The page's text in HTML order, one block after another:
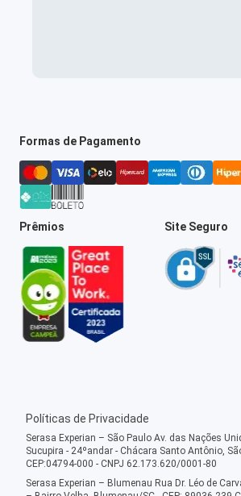
Formas de Pagamento
Prêmios Site Seguro
Políticas de Privacidade
Serasa Experian – São Paulo Av. das Nações
Sucupira - 24ºandar - Chácara Santo Antônio,
CEP:04794-000 - CNPJ 62.173.620/0001-80
Serasa Experian – Blumenau Rua Dr. Léo de